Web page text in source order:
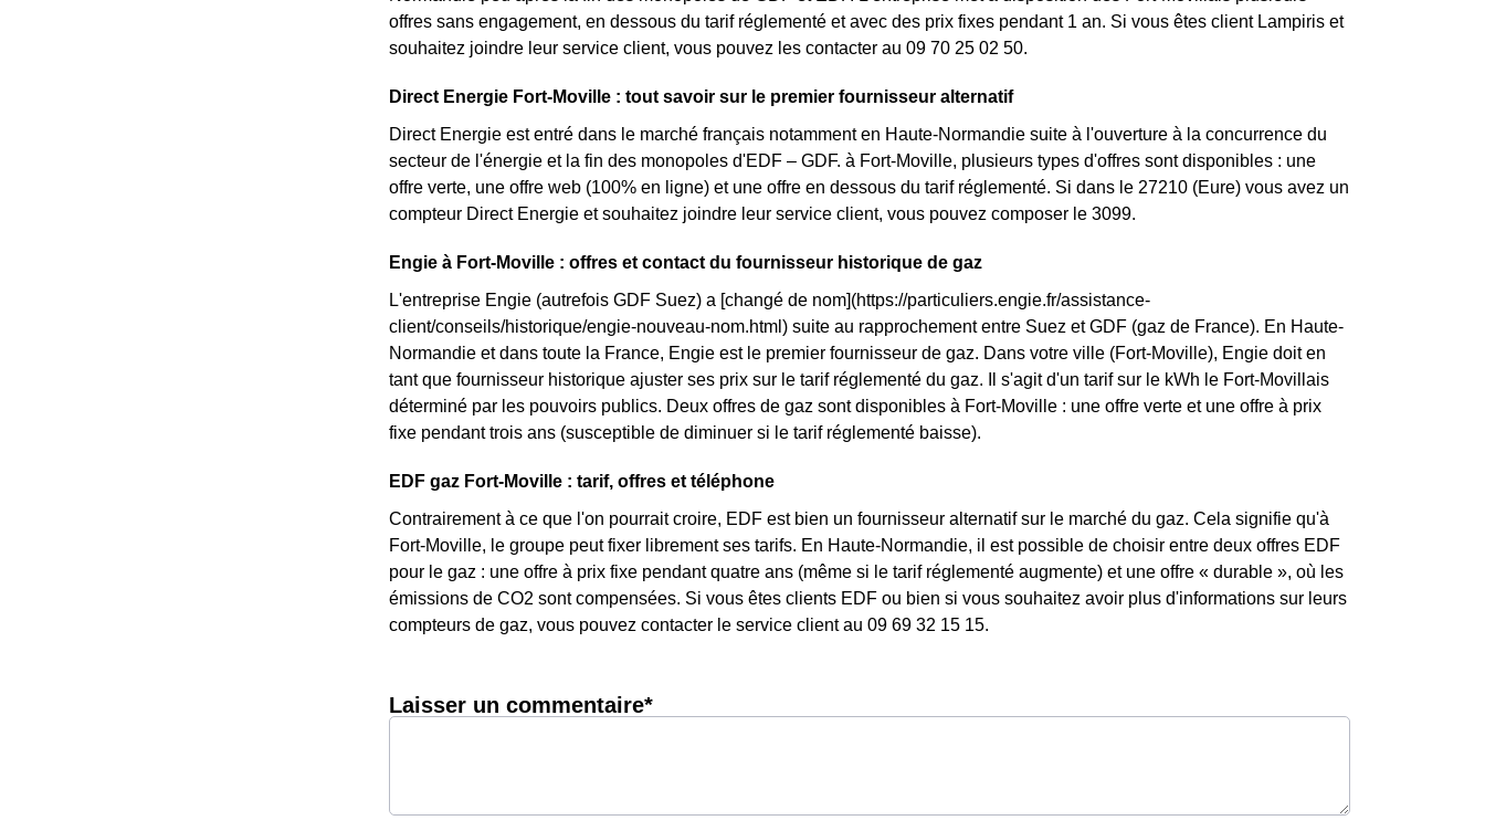
offres sans engagement, en dessous du tarif réglementé et avec des prix fixes pendant 1 an. Si vous êtes client Lampiris et
souhaitez joindre leur service client, vous pouvez les contacter au 09 70 25 02 50.
Direct Energie Fort-Moville : tout savoir sur le premier fournisseur alternatif
Direct Energie est entré dans le marché français notamment en Haute-Normandie suite à l'ouverture à la concurrence du
secteur de l'énergie et la fin des monopoles d'EDF – GDF. à Fort-Moville, plusieurs types d'offres sont disponibles : une
offre verte, une offre web (100% en ligne) et une offre en dessous du tarif réglementé. Si dans le 27210 (Eure) vous avez un
compteur Direct Energie et souhaitez joindre leur service client, vous pouvez composer le 3099.
Engie à Fort-Moville : offres et contact du fournisseur historique de gaz
L'entreprise Engie (autrefois GDF Suez) a [changé de nom](https://particuliers.engie.fr/assistance-
client/conseils/historique/engie-nouveau-nom.html) suite au rapprochement entre Suez et GDF (gaz de France). En Haute-
Normandie et dans toute la France, Engie est le premier fournisseur de gaz. Dans votre ville (Fort-Moville), Engie doit en
tant que fournisseur historique ajuster ses prix sur le tarif réglementé du gaz. Il s'agit d'un tarif sur le kWh le Fort-Movillais
déterminé par les pouvoirs publics. Deux offres de gaz sont disponibles à Fort-Moville : une offre verte et une offre à prix
fixe pendant trois ans (susceptible de diminuer si le tarif réglementé baisse).
EDF gaz Fort-Moville : tarif, offres et téléphone
Contrairement à ce que l'on pourrait croire, EDF est bien un fournisseur alternatif sur le marché du gaz. Cela signifie qu'à
Fort-Moville, le groupe peut fixer librement ses tarifs. En Haute-Normandie, il est possible de choisir entre deux offres EDF
pour le gaz : une offre à prix fixe pendant quatre ans (même si le tarif réglementé augmente) et une offre « durable », où les
émissions de CO2 sont compensées. Si vous êtes clients EDF ou bien si vous souhaitez avoir plus d'informations sur leurs
compteurs de gaz, vous pouvez contacter le service client au 09 69 32 15 15.
Laisser un commentaire*